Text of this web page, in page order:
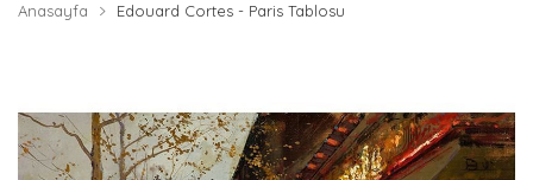
Anasayfa Edouard Cortes - Paris Tablosu